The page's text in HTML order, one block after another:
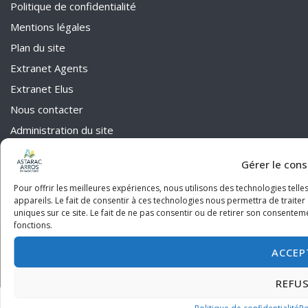
Gérer le
Pour offrir les meilleures expériences, nous utilisons des technologies
appareils. Le fait de consentir à ces technologies nous permettra de
uniques sur ce site. Le fait de ne pas consentir ou de retirer son
fonctions.
Politique de confidentialité
Mentions légales
Plan du site
Extranet Agents
Extranet Elus
Nous contacter
Administration du site
2026 © Communauté des Communes Astarac Arros en Gascogne